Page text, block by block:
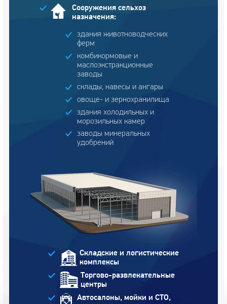
Сооружения сельхоз
назначения:
здания животноводческих
ферм
комбикормовые и
маслоэкстракционные
заводы
склады, навесы и ангары
овоще- и зернохранилища
здания холодильных и
морозильных камер
заводы минеральных
удобрений
Складские и логистические
комплексы
Торгово-развлекательные
центры
Автосалоны, мойки и СТО,